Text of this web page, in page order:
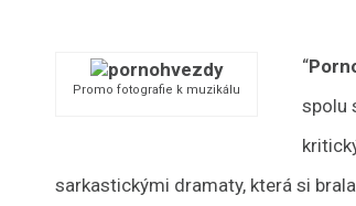
Promo fotografie k muzikálu
“
spolu
sarkastickými dramaty, která si